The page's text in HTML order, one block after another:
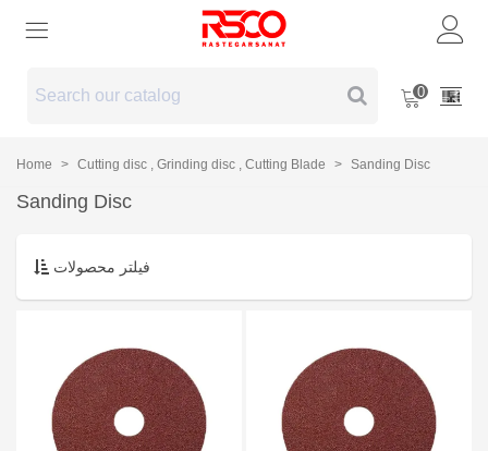
0
Home > Cutting disc , Grinding disc , Cutting Blade > Sanding Disc
Sanding Disc
فیلتر محصولات